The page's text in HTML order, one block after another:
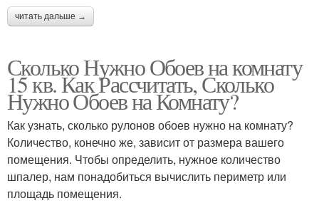
читать дальше →
Сколько Нужно Обоев на комнату
15 кв. Как Рассчитать, Сколько
Нужно Обоев на Комнату?
Как узнать, сколько рулонов обоев нужно на комнату?
Количество, конечно же, зависит от размера вашего
помещения. Чтобы определить, нужное количество
шпалер, нам понадобиться вычислить периметр или
площадь помещения.